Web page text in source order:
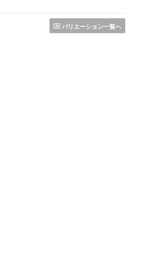
バリエーション一覧へ